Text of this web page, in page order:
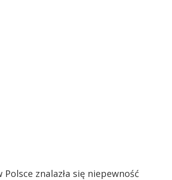
znalazła się niepewność